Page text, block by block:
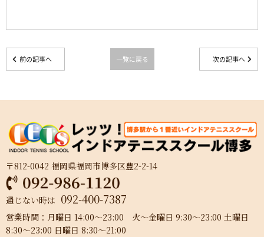
前の記事へ 一覧に戻る 次の記事へ
〒812-0042 福岡県福岡市博多区豊2-2-14
通じない時は 092-400-7387
営業時間：月曜日 14:00～23:00 火～金曜日 9:30～23:00 土曜日
8:30～23:00 日曜日 8:30～21:00